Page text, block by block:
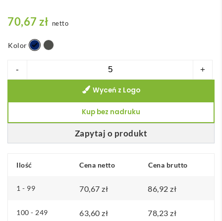
70,67 zł netto
Kolor
-
Duonic
+
Zapytaj o produkt
Wyceń z Logo
Kup bez nadruku
Ilość Cena netto Cena brutto
1 - 99 70,67 zł 86,92 zł
100 - 249 63,60 zł 78,23 zł